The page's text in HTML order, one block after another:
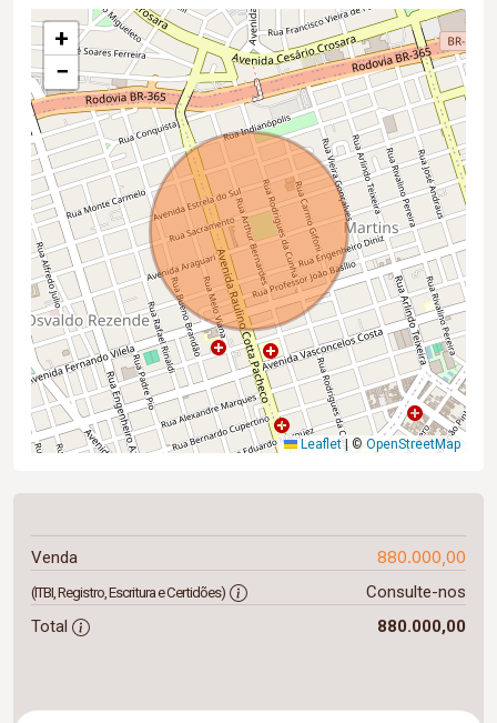
+
−
Leaflet |©OpenStreetMap
Venda 880.000,00
(ITBI, Registro, Escritura e Certidões)
Consulte-nos
Total
880.000,00